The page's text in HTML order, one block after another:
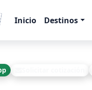
Inicio Destinos